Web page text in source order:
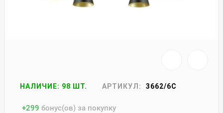
НАЛИЧИЕ: 98 ШТ. АРТИКУЛ: 3662/6C
+299 бонус(ов) за покупку